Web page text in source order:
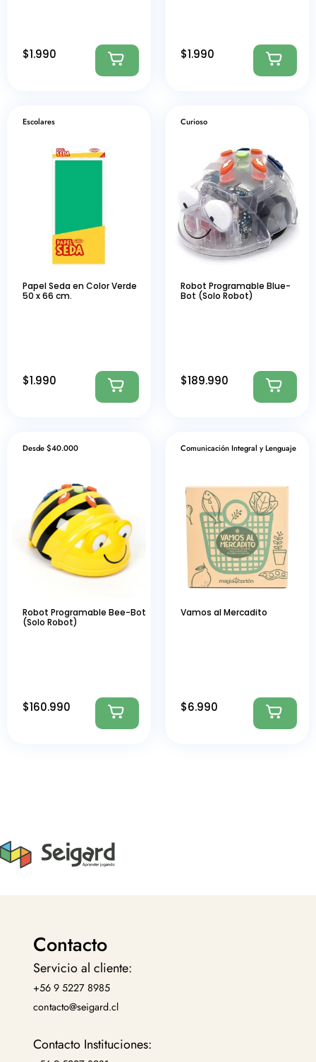
$1.990 $1.990
Escolares
Papel Seda en Color Verde
50 x 66 cm.
$1.990
Curioso
Robot Programable Blue-
Bot (Solo Robot)
$189.990
Desde $40.000
Robot Programable Bee-Bot
(Solo Robot)
$160.990
Comunicación Integral y Lenguaje
Vamos al Mercadito
$6.990
Contacto
Servicio al cliente:
+56 9 5227 8985
contacto@seigard.cl
Contacto Instituciones: